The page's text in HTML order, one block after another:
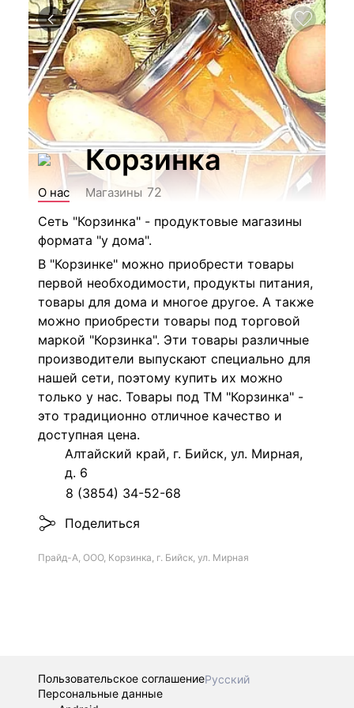
Корзинка
О нас Магазины 72
Сеть "Корзинка" - продуктовые магазины
формата "у дома".
В "Корзинке" можно приобрести товары
первой необходимости, продукты питания,
товары для дома и многое другое. А также
можно приобрести товары под торговой
маркой "Корзинка". Эти товары различные
производители выпускают специально для
нашей сети, поэтому купить их можно
только у нас. Товары под ТМ "Корзинка" -
это традиционно отличное качество и
доступная цена.
Алтайский край, г. Бийск, ул. Мирная,
д. 6
8 (3854) 34-52-68
Поделиться
Прайд-А, ООО, Корзинка, г. Бийск, ул. Мирная
Пользовательское соглашениеРусский
Персональные данные